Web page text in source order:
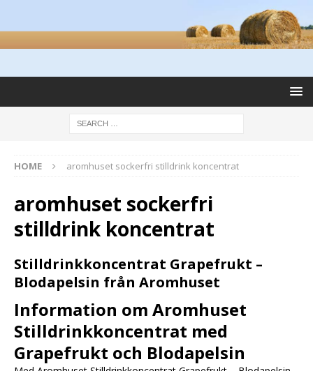
HOME aromhuset sockerfri stilldrink koncentrat
aromhuset sockerfri
stilldrink koncentrat
Stilldrinkkoncentrat Grapefrukt –
Blodapelsin från Aromhuset
Information om Aromhuset
Stilldrinkkoncentrat med
Grapefrukt och Blodapelsin